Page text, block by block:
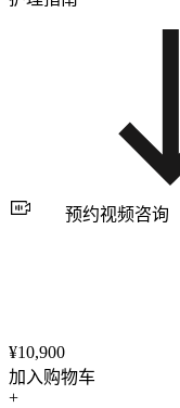
预约视频咨询
¥10,900
加入购物车
+